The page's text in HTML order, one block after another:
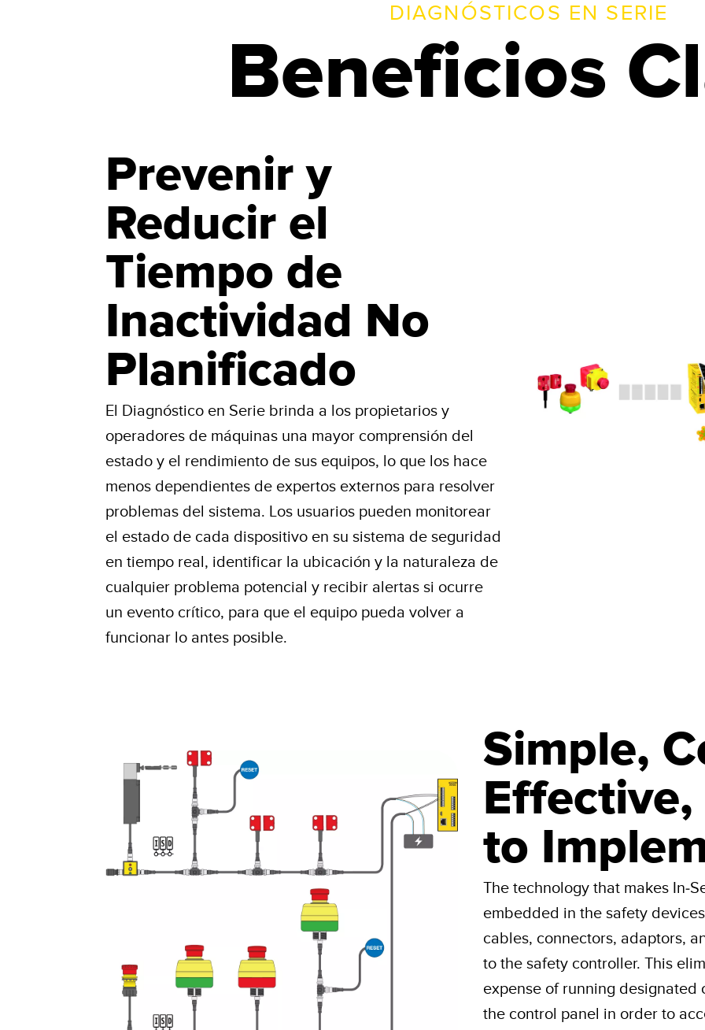
DIAGNÓSTICOS EN SERIE
Beneficios
Prevenir y
Reducir el
Tiempo de
Inactividad No
Planificado
El Diagnóstico en Serie brinda a los propietarios y
operadores de máquinas una mayor comprensión del
estado y el rendimiento de sus equipos, lo que los hace
menos dependientes de expertos externos para resolver
problemas del sistema. Los usuarios pueden monitorear
el estado de cada dispositivo en su sistema de seguridad
en tiempo real, identificar la ubicación y la naturaleza de
cualquier problema potencial y recibir alertas si ocurre
un evento crítico, para que el equipo pueda volver a
funcionar lo antes posible.
Simple,
Effective,
to
The technology that makes In-
embedded in the safety
cables, connectors, adaptors,
to the safety controller. This
expense of running
the control panel in order to